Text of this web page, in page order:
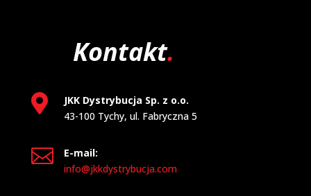
Kontakt.

JKK Dystrybucja Sp. z o.o.
43-100 Tychy, ul. Fabryczna 5

E-mail:
info@jkkdystrybucja.com